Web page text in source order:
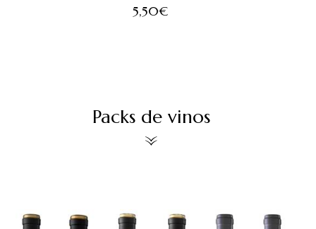
5,50€
Packs de vinos